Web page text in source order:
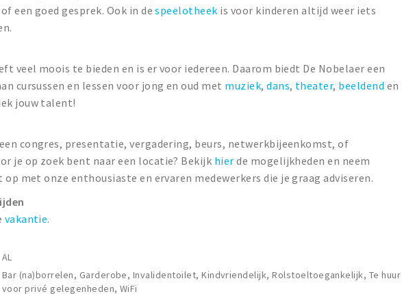
een goed gesprek. Ook in despeelotheek is voor kinderen altijd weer iets
veel moois te bieden en is er voor iedereen. Daarom biedt De Nobelaer een
cursussen en lessen voor jong en oud met muziek,dans, theater, beeldend en
jouw talent!
congres, presentatie, vergadering, beurs, netwerkbijeenkomst, of
je op zoek bent naar een locatie? Bekijk hier de mogelijkheden en neem
met onze enthousiaste en ervaren medewerkers die je graag adviseren.
vakantie.
AL
Bar (na)borrelen, Garderobe, Invalidentoilet, Kindvriendelijk, Rolstoeltoegankelijk, Te huur
voor privé gelegenheden, WiFi